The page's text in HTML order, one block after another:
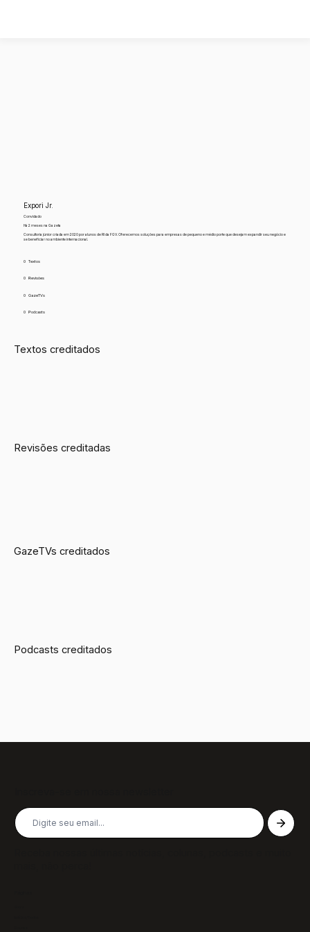
Expori Jr.
Convidado
Há 2 meses na Gazeta
Consultoria júnior criada em 2020 por alunos de RI da FGV. Oferecemos soluções para empresas de pequeno e médio porte que desejam expandir seu negócio e
se beneficiar no ambiente internacional.
0 Textos
0 Revisões
0 GazeTVs
0 Podcasts
Textos creditados
Revisões creditadas
GazeTVs creditados
Podcasts creditados